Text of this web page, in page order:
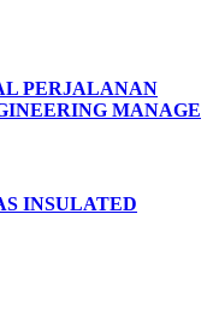
PERJALANAN
MANAGE
INSULATED